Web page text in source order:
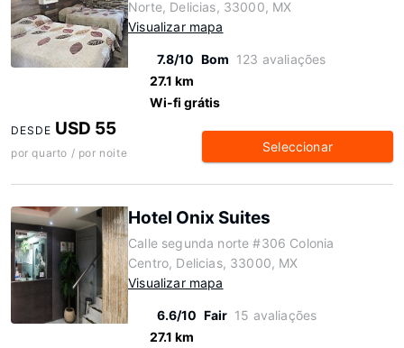
Norte, Delicias, 33000, MX
Visualizar mapa
7.8/10 Bom 123 avaliações
27.1 km
Wi-fi grátis
DESDE USD 55
por quarto / por noite Seleccionar
Hotel Onix Suites
Calle segunda norte #306 Colonia
Centro, Delicias, 33000, MX
Visualizar mapa
6.6/10 Fair 15 avaliações
27.1 km